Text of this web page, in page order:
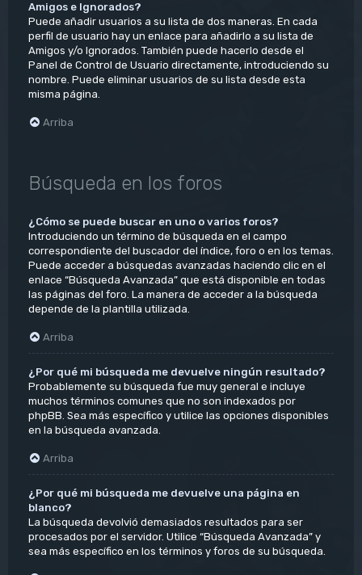
Amigos e Ignorados?
Puede añadir usuarios a su lista de dos maneras. En cada
perfil de usuario hay un enlace para añadirlo a su lista de
Amigos y/o Ignorados. También puede hacerlo desde el
Panel de Control de Usuario directamente, introduciendo su
nombre. Puede eliminar usuarios de su lista desde esta
misma página.
Arriba
Búsqueda en los foros
¿Cómo se puede buscar en uno o varios foros?
Introduciendo un término de búsqueda en el campo
correspondiente del buscador del índice, foro o en los temas.
Puede acceder a búsquedas avanzadas haciendo clic en el
enlace “Búsqueda Avanzada” que está disponible en todas
las páginas del foro. La manera de acceder a la búsqueda
depende de la plantilla utilizada.
Arriba
¿Por qué mi búsqueda me devuelve ningún resultado?
Probablemente su búsqueda fue muy general e incluye
muchos términos comunes que no son indexados por
phpBB. Sea más específico y utilice las opciones disponibles
en la búsqueda avanzada.
Arriba
¿Por qué mi búsqueda me devuelve una página en
blanco?
La búsqueda devolvió demasiados resultados para ser
procesados por el servidor. Utilice “Búsqueda Avanzada” y
sea más específico en los términos y foros de su búsqueda.